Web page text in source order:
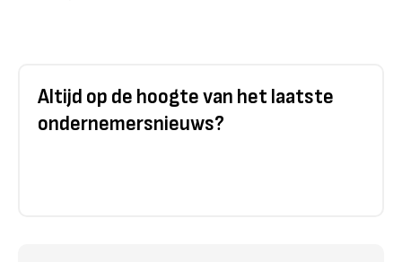
Altijd op de hoogte van het laatste
ondernemersnieuws?